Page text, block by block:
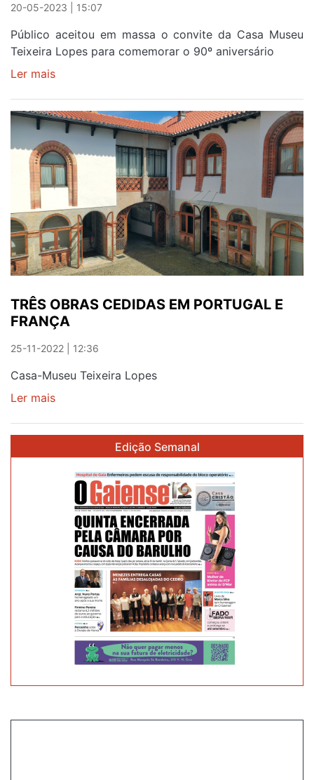
20-05-2023 | 15:07
Público aceitou em massa o convite da Casa Museu
Teixeira Lopes para comemorar o 90º aniversário
Ler mais
MUSEU
PARA
TODAS
AS
GERAÇÕES
TRÊS OBRAS CEDIDAS EM PORTUGAL E
FRANÇA
25-11-2022 | 12:36
Casa-Museu Teixeira Lopes
Ler mais
PORTUGAL
FRANÇA
Edição Semanal